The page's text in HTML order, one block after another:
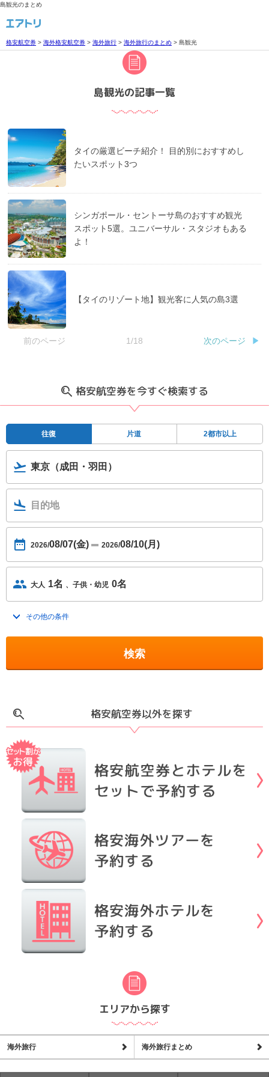
島観光のまとめ
格安航空券 > 海外格安航空券 > 海外旅行 > 海外旅行のまとめ > 島観光
島観光の記事一覧
タイの厳選ビーチ紹介！ 目的別におすすめし
たいスポット3つ
シンガポール・セントーサ島のおすすめ観光
スポット5選。ユニバーサル・スタジオもある
よ！
【タイのリゾート地】観光客に人気の島3選
前のページ 1/18 次のページ
格安航空券を今すぐ検索する
往復 片道 2都市以上
東京（成田・羽田）
目的地
2026/08/07(金) 2026/08/10(月)
大人 1名 子供・幼児 0名
トグルを開く
その他の条件
検索
格安航空券以外を探す
エリアから探す
海外旅行 海外旅行まとめ